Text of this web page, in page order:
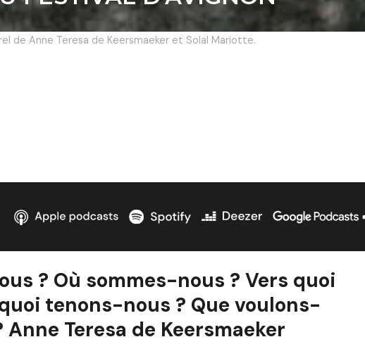
de Anne Teresa de Keersmaeker et Solal Mariotte.
? Où sommes-nous ? Vers quoi
tenons-nous ? Que voulons-
Teresa de Keersmaeker